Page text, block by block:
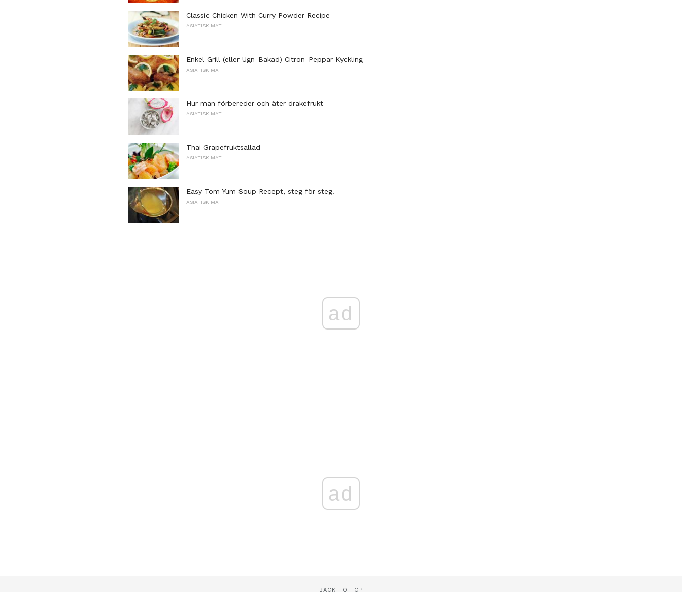
Classic Chicken With Curry Powder Recipe
ASIATISK MAT
Enkel Grill (eller Ugn-Bakad) Citron-Peppar Kyckling
ASIATISK MAT
Hur man förbereder och äter drakefrukt
ASIATISK MAT
Thai Grapefruktsallad
ASIATISK MAT
Easy Tom Yum Soup Recept, steg för steg!
ASIATISK MAT
ad
ad
BACK TO TOP